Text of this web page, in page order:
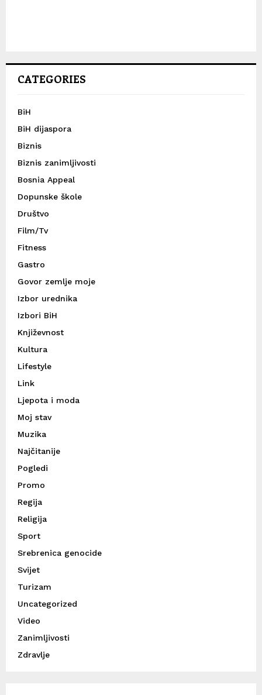
CATEGORIES
BiH
BiH dijaspora
Biznis
Biznis zanimljivosti
Bosnia Appeal
Dopunske škole
Društvo
Film/Tv
Fitness
Gastro
Govor zemlje moje
Izbor urednika
Izbori BiH
Književnost
Kultura
Lifestyle
Link
Ljepota i moda
Moj stav
Muzika
Najčitanije
Pogledi
Promo
Regija
Religija
Sport
Srebrenica genocide
Svijet
Turizam
Uncategorized
Video
Zanimljivosti
Zdravlje